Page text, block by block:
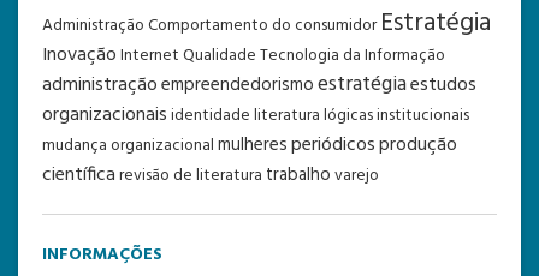
AdministraçãoComportamento do consumidor Estratégia
InovaçãoInternetQualidadeTecnologia da Informação
administraçãoempreendedorismoestratégiaestudos
organizacionaisidentidadeliteraturalógicas institucionais
mudança organizacionalmulheresperiódicosprodução
científicarevisão de literatura trabalhovarejo
INFORMAÇÕES